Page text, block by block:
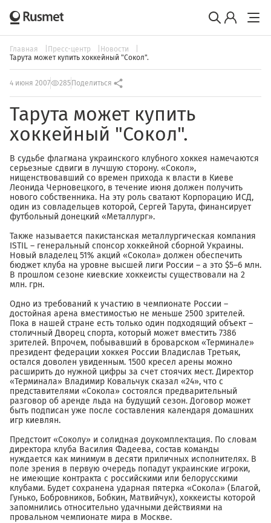
Главная Пресс-центр
Новости
Тарута может купить хоккейный "Сокол".
4 июня 2007 285 Поделиться
Тарута может купить
хоккейный "Сокол".
В судьбе флагмана украинского клубного хоккея намечаются
серьезные сдвиги в лучшую сторону. «Сокол»,
нищенствовавший со времен прихода к власти в Киеве
Леонида Черновецкого, в течение июня должен получить
нового собственника. На эту роль сватают Корпорацию ИСД,
один из совладельцев которой, Сергей Тарута, финансирует
футбольный донецкий «Металлург».
Также называется пакистанская металлургическая компания
ISTIL – генеральный спонсор хоккейной сборной Украины.
Новый владелец 51% акций «Сокола» должен обеспечить
бюджет клуба на уровне высшей лиги России – а это $5–6 млн.
В прошлом сезоне киевские хоккеисты существовали на 2
млн. грн.
Одно из требований к участию в чемпионате России –
достойная арена вместимостью не меньше 2500 зрителей.
Пока в нашей стране есть только один подходящий объект –
столичный Дворец спорта, который может вместить 7386
зрителей. Впрочем, побывавший в броварском «Терминале»
президент федерации хоккея России Владислав Третьяк,
остался доволен увиденным. 1500 кресел арены можно
расширить до нужной цифры за счет стоячих мест. Директор
«Терминала» Владимир Ковальчук сказал «24», что с
представителями «Сокола» состоялся предварительный
разговор об аренде льда на будущий сезон. Договор может
быть подписан уже после составления календаря домашних
игр киевлян.
Предстоит «Соколу» и солидная доукомплектация. По словам
директора клуба Василия Фадеева, состав команды
нуждается как минимум в десяти приличных исполнителях. В
поле зрения в первую очередь попадут украинские игроки,
не имеющие контракта с российскими или белорусскими
клубами. Будет сохранена ударная пятерка «Сокола» (Благой,
Гунько, Бобровников, Бобкин, Матвийчук), хоккеисты которой
запомнились относительно удачными действиями на
провальном чемпионате мира в Москве.